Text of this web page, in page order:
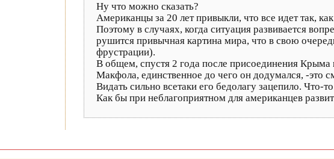
Ну что можно сказать?
Американцы за 20 лет привыкли, что все идет так,
Поэтому в случаях, когда ситуация развивается
рушится привычная картина мира, что в свою
фрустрации).
В общем, спустя 2 года после присоединения Крыма
Макфола, единственное до чего он додумался, -это
Видать сильно всетаки его бедолагу зацепило. Что-
Как бы при неблагоприятном для американцев